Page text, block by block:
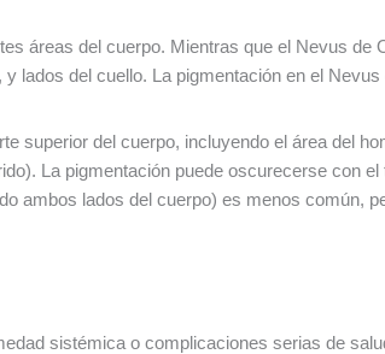
áreas del cuerpo. Mientras que el Nevus de
lados del cuello. La pigmentación en el
superior del cuerpo, incluyendo el área del
La pigmentación puede oscurecerse con el
ambos lados del cuerpo) es menos común,
sistémica o complicaciones serias de